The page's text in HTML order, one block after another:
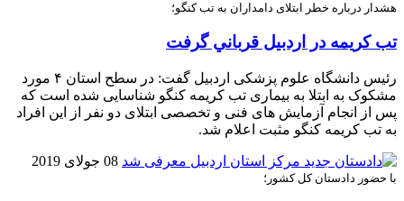
هشدار درباره خطر ابتلای دامداران به تب کنگو؛
تب کريمه در اردبیل قرباني گرفت
رئیس دانشگاه علوم پزشکی اردبیل گفت: در سطح استان ۴ مورد
مشکوک به ابتلا به بیماری تب کریمه کنگو شناسایی شده است که
پس از انجام آزمایش های فنی و تخصصی ابتلای دو نفر از این افراد
به تب کریمه کنگو مثبت اعلام شد.
08 جولای 2019
با حضور دادستان کل کشور؛